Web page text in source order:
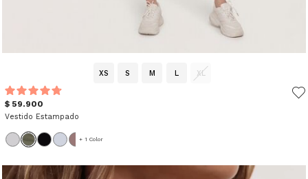
XS S M L XL
$ 59.900
Vestido Estampado
+ 1 Color